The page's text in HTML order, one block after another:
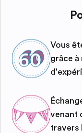
Vous
grâce à
venant
travers